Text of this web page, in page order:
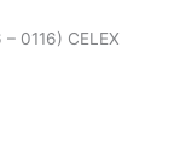
0116) CELEX